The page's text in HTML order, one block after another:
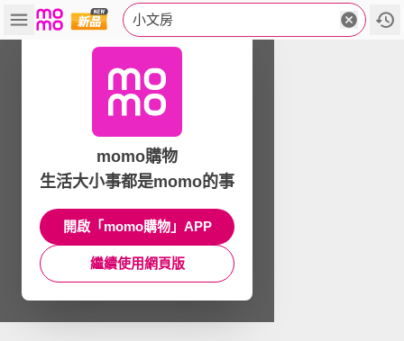
小文房
momo購物
生活大小事都是momo的事
開啟「momo購物」APP
繼續使用網頁版